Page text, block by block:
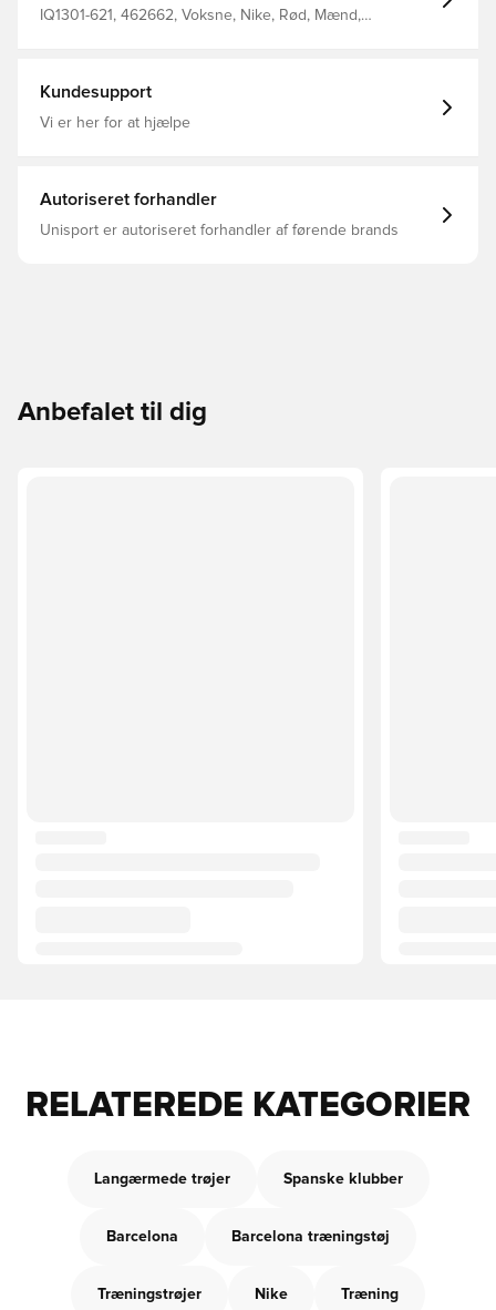
IQ1301-621, 462662, Voksne, Nike, Rød, Mænd,
Kundesupport
Vi er her for at hjælpe
Autoriseret forhandler
Unisport er autoriseret forhandler af førende brands
Anbefalet til dig
RELATEREDE KATEGORIER
Langærmede trøjer Spanske klubber
Barcelona Barcelona træningstøj
Træningstrøjer Nike Træning